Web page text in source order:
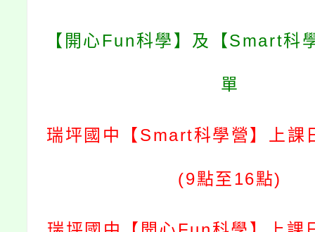
【開心Fun科學】及【Smart科
單
瑞坪國中【Smart科學營】上課
(9點至16點)